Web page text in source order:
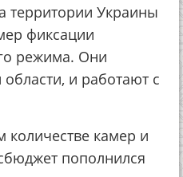
территории Украины
фиксации
режима. Они
и работают с
количестве камер и
пополнился